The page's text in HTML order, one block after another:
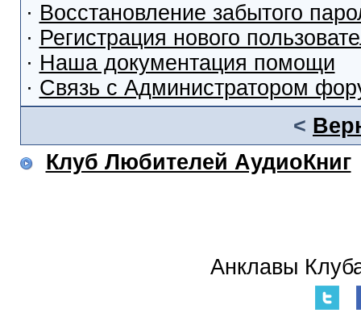
· Восстановление забытого
· Регистрация нового
· Наша документация помощи
· Связь с Администратором
<
Клуб Любителей АудиоКниг
Анклавы